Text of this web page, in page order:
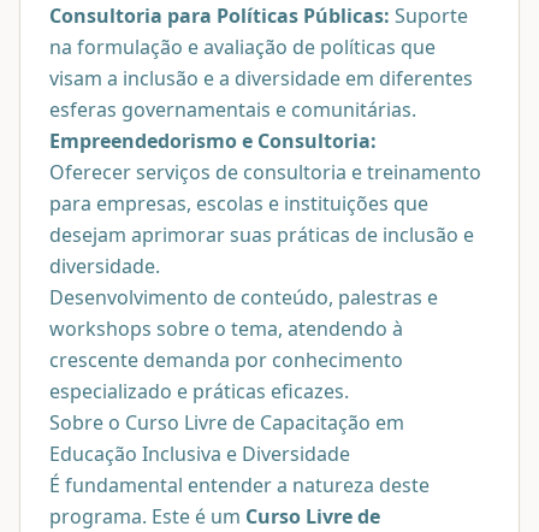
Consultoria para Políticas Públicas: Suporte
na formulação e avaliação de políticas que
visam a inclusão e a diversidade em diferentes
esferas governamentais e comunitárias.
Empreendedorismo e Consultoria:
Oferecer serviços de consultoria e treinamento
para empresas, escolas e instituições que
desejam aprimorar suas práticas de inclusão e
diversidade.
Desenvolvimento de conteúdo, palestras e
workshops sobre o tema, atendendo à
crescente demanda por conhecimento
especializado e práticas eficazes.
Sobre o Curso Livre de Capacitação em
Educação Inclusiva e Diversidade
É fundamental entender a natureza deste
programa. Este é um Curso Livre de